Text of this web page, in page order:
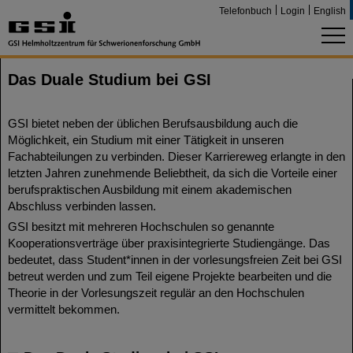
Telefonbuch Login English
Das Duale Studium bei GSI
GSI bietet neben der üblichen Berufsausbildung auch die
Möglichkeit, ein Studium mit einer Tätigkeit in unseren
Fachabteilungen zu verbinden. Dieser Karriereweg erlangte in den
letzten Jahren zunehmende Beliebtheit, da sich die Vorteile einer
berufspraktischen Ausbildung mit einem akademischen
Abschluss verbinden lassen.
GSI besitzt mit mehreren Hochschulen so genannte
Kooperationsverträge über praxisintegrierte Studiengänge. Das
bedeutet, dass Student*innen in der vorlesungsfreien Zeit bei GSI
betreut werden und zum Teil eigene Projekte bearbeiten und die
Theorie in der Vorlesungszeit regulär an den Hochschulen
vermittelt bekommen.